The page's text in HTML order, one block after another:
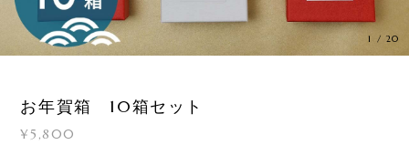
1 / 20
お年賀箱 10箱セット
¥5,800